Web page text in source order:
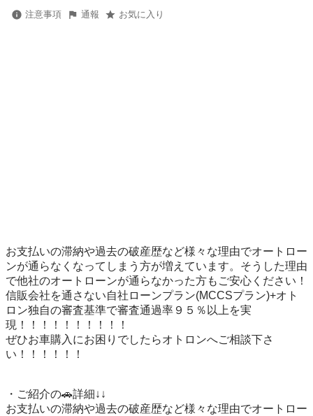
注意事項 通報 お気に入り
お支払いの滞納や過去の破産歴など様々な理由でオートロー
ンが通らなくなってしまう方が増えています。そうした理由
で他社のオートローンが通らなかった方もご安心ください！
信販会社を通さない自社ローンプラン(MCCSプラン)+オト
ロン独自の審査基準で審査通過率９５％以上を実
現！！！！！！！！！！
ぜひお車購入にお困りでしたらオトロンへご相談下さ
い！！！！！！
・ご紹介の🚗詳細↓↓
お支払いの滞納や過去の破産歴など様々な理由でオートロー